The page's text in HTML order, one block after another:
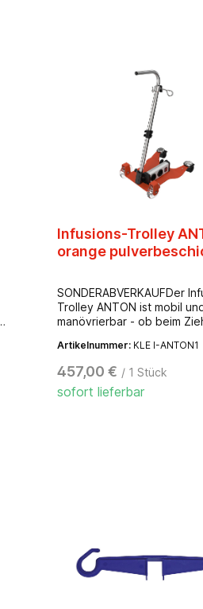
Infusions-Trolley
orange
SONDERABVERKAUFDer
Trolley ANTON ist mobil
manövrierbar - ob beim
Edelstahl/ Aluminium-
Stativ mit zwei Haken- 4
für Schlauch- und
Höhenverstellbereich: ca.
Gesamtzuladung: 5,4 kg-
pro Aufhängung: 3,2 kg-
pro Haken: 1,6 kg
Artikelnummer: KLE I-ANTON1
457,00 € / 1 Stück
sofort lieferbar